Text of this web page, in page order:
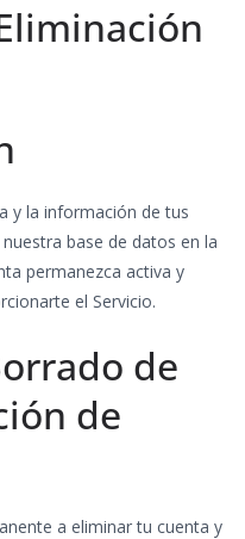
y la información de tus
base de datos en la
permanezca activa y
el Servicio.
de
de
a eliminar tu cuenta y